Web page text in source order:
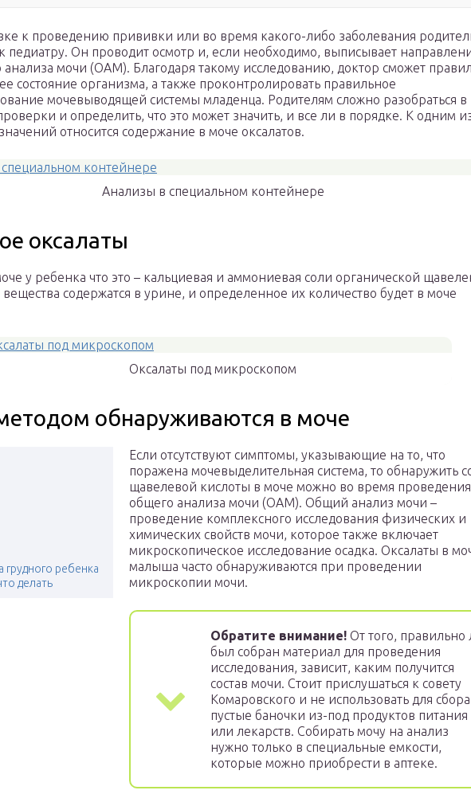
к проведению прививки или во время какого-либо заболевания
педиатру. Он проводит осмотр и, если необходимо, выписывает
анализа мочи (ОАМ). Благодаря такому исследованию, доктор сможет
состояние организма, а также проконтролировать правильное
мочевыводящей системы младенца. Родителям сложно разобраться в
и определить, что это может значить, и все ли в порядке. К одним
относится содержание в моче оксалатов.
Анализы в специальном контейнере
оксалаты
у ребенка что это – кальциевая и аммониевая соли органической
содержатся в урине, и определенное их количество будет в моче
Оксалаты под микроскопом
обнаруживаются в моче
грудного ребенка
делать
Если отсутствуют симптомы, указывающие на то, что
поражена мочевыделительная система, то обнаружить
щавелевой кислоты в моче можно во время проведения
общего анализа мочи (ОАМ). Общий анализ мочи –
проведение комплексного исследования физических и
химических свойств мочи, которое также включает
микроскопическое исследование осадка. Оксалаты в
малыша часто обнаруживаются при проведении
микроскопии мочи.
Обратите внимание! От того, правильно
был собран материал для проведения
исследования, зависит, каким получится
состав мочи. Стоит прислушаться к совету
Комаровского и не использовать для сбора
пустые баночки из-под продуктов питания
или лекарств. Собирать мочу на анализ
нужно только в специальные емкости,
которые можно приобрести в аптеке.